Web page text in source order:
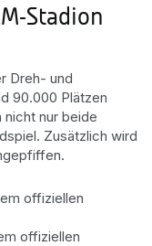
Stadion
Dreh- und
90.000 Plätzen
nur beide
Zusätzlich wird
offiziellen
offiziellen